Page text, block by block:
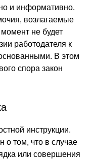
и информативно.
возлагаемые
не будет
работодателя к
В этом
спора закон
инструкции.
о том, что в случае
или совершения